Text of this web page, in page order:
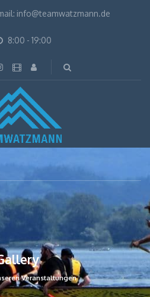
info@teamwatzmann.de
8:00 - 19:00
Veranstaltungen